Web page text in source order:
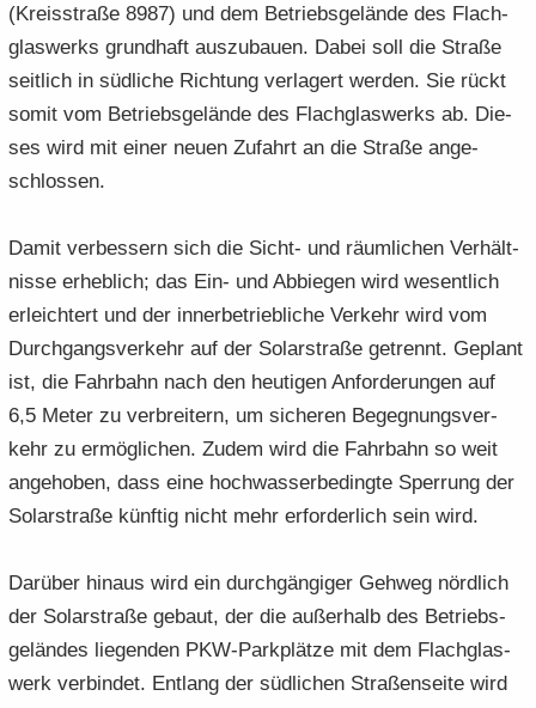
(Kreis­stra­ße 8987) und dem Be­triebs­ge­län­de des Flach­
glas­werks grund­haft aus­zu­bau­en. Dabei soll die Stra­ße
seit­lich in süd­li­che Rich­tung ver­la­gert wer­den. Sie rückt
somit vom Be­triebs­ge­län­de des Flach­glas­werks ab. Die­
ses wird mit einer neuen Zu­fahrt an die Stra­ße an­ge­
schlos­sen.
Damit ver­bes­sern sich die Sicht-​ und räum­li­chen Ver­hält­
nis­se er­heb­lich; das Ein- und Ab­bie­gen wird we­sent­lich
er­leich­tert und der in­ner­be­trieb­li­che Ver­kehr wird vom
Durch­gangs­ver­kehr auf der So­lar­stra­ße ge­trennt. Ge­plant
ist, die Fahr­bahn nach den heu­ti­gen An­for­de­run­gen auf
6,5 Meter zu ver­brei­tern, um si­che­ren Be­geg­nungs­ver­
kehr zu er­mög­li­chen. Zudem wird die Fahr­bahn so weit
an­ge­ho­ben, dass eine hoch­was­ser­be­ding­te Sper­rung der
So­lar­stra­ße künf­tig nicht mehr er­for­der­lich sein wird.
Dar­über hin­aus wird ein durch­gän­gi­ger Geh­weg nörd­lich
der So­lar­stra­ße ge­baut, der die au­ßer­halb des Be­triebs­
ge­län­des lie­gen­den PKW-​Parkplätze mit dem Flach­glas­
werk ver­bin­det. Ent­lang der süd­li­chen Stra­ßen­sei­te wird